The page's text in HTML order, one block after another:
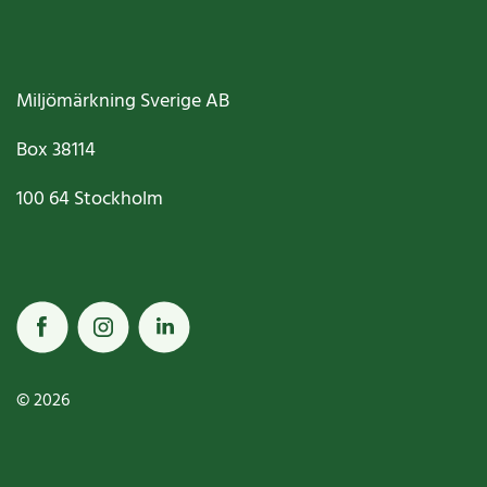
Miljömärkning Sverige AB
Box38114
100 64Stockholm
© 2026